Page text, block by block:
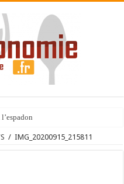
/ IMG_20200915_215811